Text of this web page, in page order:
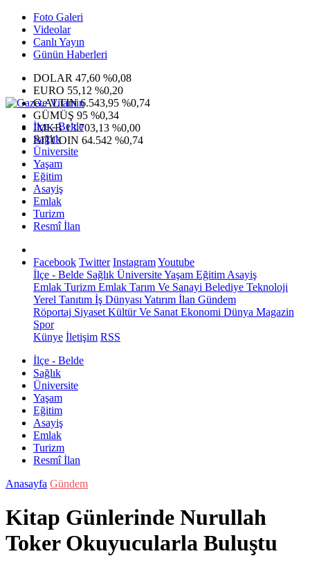
Foto Galeri
Videolar
Canlı Yayın
Günün Haberleri
DOLAR 47,60 %0,08
EURO 55,12 %0,20
G.ALTIN6.543,95 %0,74
GÜMÜŞ 95 %0,34
IMKB13.703,13 %0,00
BITCOIN 64.542 %0,74
İlçe - Belde
Sağlık
Üniversite
Yaşam
Eğitim
Asayiş
Emlak
Turizm
Resmî İlan
Facebook Twitter InstagramYoutube
İlçe - Belde Sağlık ÜniversiteYaşam Eğitim Asayiş
Emlak Turizm Emlak Tarım Ve Sanayi Belediye Teknoloji
Yerel Tanıtım İş Dünyası Yatırım İlan Gündem
Röportaj Siyaset Kültür Ve Sanat Ekonomi Dünya Magazin
Spor
Künye İletişim RSS
İlçe - Belde
Sağlık
Üniversite
Yaşam
Eğitim
Asayiş
Emlak
Turizm
Resmî İlan
Anasayfa Gündem
Kitap Günlerinde Nurullah
Toker Okuyucularla Buluştu